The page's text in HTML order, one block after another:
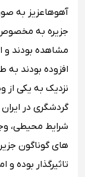
آهوهاعزیز به
جزیره به
مشاهده بودند و
افزوده بودند به
نزدیک به یکی
گردشگری در
شرایط محیطی،
های گوناگون
تاثیرگذار بوده